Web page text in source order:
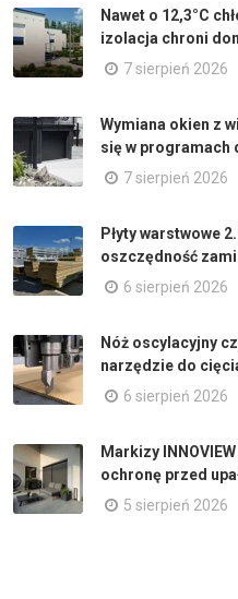
Nawet o 12,3°C
izolacja chroni
7 sierpień 2026
Wymiana okien z
się w programach
7 sierpień 2026
Płyty warstwowe
oszczędność
6 sierpień 2026
Nóż oscylacyjny
narzędzie do
6 sierpień 2026
Markizy
ochronę przed
5 sierpień 2026